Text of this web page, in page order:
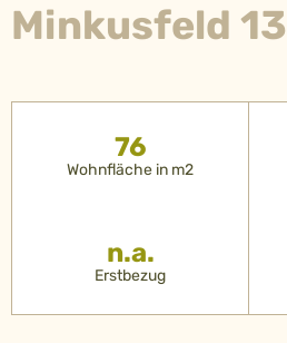
Minkusfeld 13
76
Wohnfläche in m2
n.a.
Erstbezug